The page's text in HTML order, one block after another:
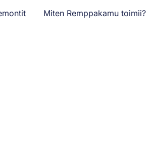
Miten Remppakamu toimii?